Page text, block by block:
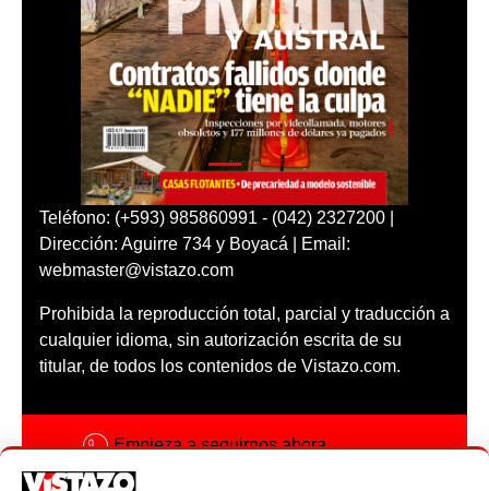
Teléfono: (+593) 985860991 - (042) 2327200 |
Dirección: Aguirre 734 y Boyacá | Email:
webmaster@vistazo.com
Prohibida la reproducción total, parcial y traducción a
cualquier idioma, sin autorización escrita de su
titular, de todos los contenidos de Vistazo.com.
Empieza a seguirnos ahora